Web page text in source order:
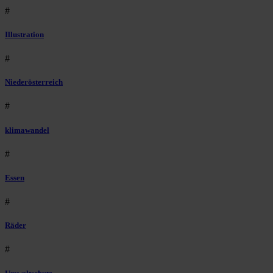
#
Illustration
#
Niederösterreich
#
klimawandel
#
Essen
#
Räder
#